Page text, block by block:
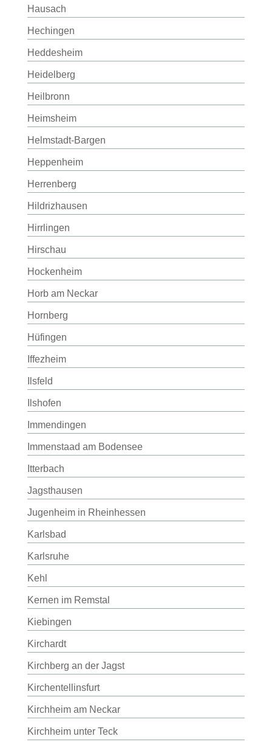
Hausach
Hechingen
Heddesheim
Heidelberg
Heilbronn
Heimsheim
Helmstadt-Bargen
Heppenheim
Herrenberg
Hildrizhausen
Hirrlingen
Hirschau
Hockenheim
Horb am Neckar
Hornberg
Hüfingen
Iffezheim
Ilsfeld
Ilshofen
Immendingen
Immenstaad am Bodensee
Itterbach
Jagsthausen
Jugenheim in Rheinhessen
Karlsbad
Karlsruhe
Kehl
Kernen im Remstal
Kiebingen
Kirchardt
Kirchberg an der Jagst
Kirchentellinsfurt
Kirchheim am Neckar
Kirchheim unter Teck